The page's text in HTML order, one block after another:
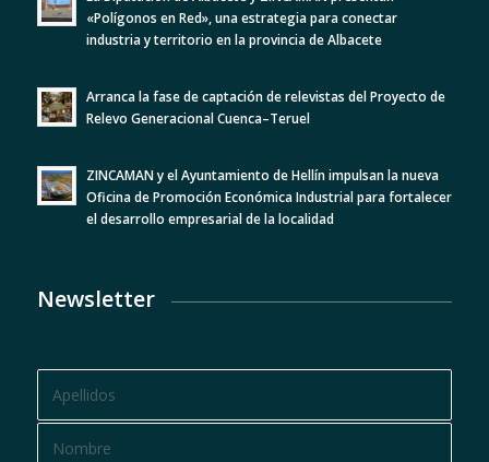
«Polígonos en Red», una estrategia para conectar
industria y territorio en la provincia de Albacete
Arranca la fase de captación de relevistas del Proyecto de
Relevo Generacional Cuenca–Teruel
ZINCAMAN y el Ayuntamiento de Hellín impulsan la nueva
Oficina de Promoción Económica Industrial para fortalecer
el desarrollo empresarial de la localidad
Newsletter